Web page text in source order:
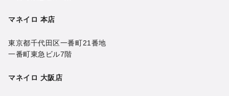
マネイロ 本店
東京都千代田区一番町21番地
一番町東急ビル7階
マネイロ 大阪店